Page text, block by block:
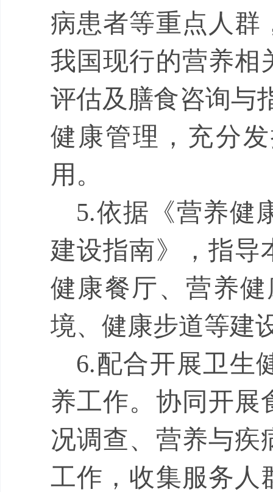
病患者等重点人群
我国现行的营养相
评估及膳食咨询与
健康管理，充分
用。
5.依据《营养健
建设指南》，指导
健康餐厅、营养
境、健康步道等建
6.配合开展卫生
养工作。协同开展
况调查、营养与疾
工作，收集服务人